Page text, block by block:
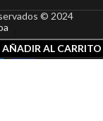
© 2024
AÑADIR AL CARRITO